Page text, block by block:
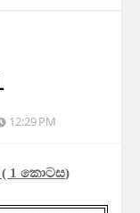
12:29 PM
( 1 කොටස)